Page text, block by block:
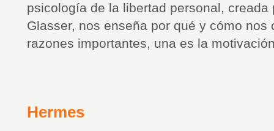
psicología de la libertad personal, creada
Glasser, nos enseña por qué y cómo nos
razones importantes, una es la
Hermes